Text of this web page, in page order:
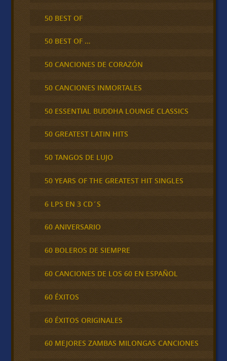
50 BEST OF
50 BEST OF …
50 CANCIONES DE CORAZÓN
50 CANCIONES INMORTALES
50 ESSENTIAL BUDDHA LOUNGE CLASSICS
50 GREATEST LATIN HITS
50 TANGOS DE LUJO
50 YEARS OF THE GREATEST HIT SINGLES
6 LPS EN 3 CD´S
60 ANIVERSARIO
60 BOLEROS DE SIEMPRE
60 CANCIONES DE LOS 60 EN ESPAÑOL
60 ÉXITOS
60 ÉXITOS ORIGINALES
60 MEJORES ZAMBAS MILONGAS CANCIONES